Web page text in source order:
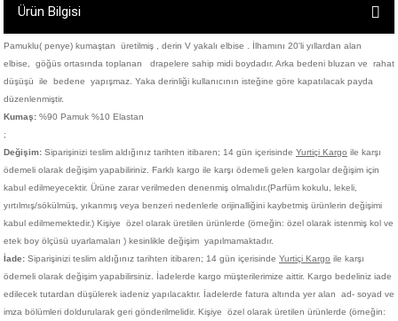
Ürün Bilgisi
Pamuklu( penye) kumaştan üretilmiş , derin V yakalı elbise . İlhamını 20'li yıllardan alan
elbise, göğüs ortasında toplanan drapelere sahip midi boydadır. Arka bedeni bluzan ve rahat
düşüşü ile bedene yapışmaz. Yaka derinliği kullanıcının isteğine göre kapatılacak payda
düzenlenmiştir.
Kumaş: %90 Pamuk %10 Elastan
;
Değişim: Siparişinizi teslim aldığınız tarihten itibaren; 14 gün içerisinde Yurtiçi Kargo ile karşı
ödemeli olarak değişim yapabiliriniz. Farklı kargo ile karşı ödemeli gelen kargolar değişim için
kabul edilmeyecektir. Ürüne zarar verilmeden denenmiş olmalıdır.(Parfüm kokulu, lekeli,
yırtılmış/sökülmüş, yıkanmış veya benzeri nedenlerle orijinalliğini kaybetmiş ürünlerin değişimi
kabul edilmemektedir.) Kişiye
özel olarak üretilen ürünlerde (örneğin: özel olarak istenmiş kol ve
etek boy ölçüsü uyarlamaları ) kesinlikle değişim yapılmamaktadır.
İade: Siparişinizi teslim aldığınız tarihten itibaren; 14 gün içerisinde Yurtiçi Kargo ile karşı
ödemeli olarak değişim yapabilirsiniz. İadelerde kargo müşterilerimize aittir. Kargo bedeliniz iade
edilecek tutardan düşülerek iadeniz yapılacaktır. İadelerde fatura altında yer alan ad- soyad ve
imza bölümleri doldurularak geri gönderilmelidir. Kişiye
özel olarak üretilen ürünlerde (örneğin: